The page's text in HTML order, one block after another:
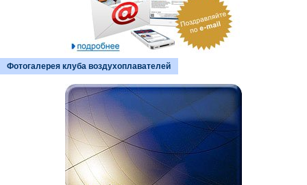
Фотогалерея клуба воздухоплавателей